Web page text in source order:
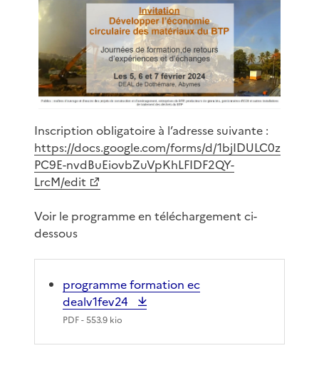
Inscription obligatoire à l’adresse suivante :
https://docs.google.com/forms/d/1bjIDULC0z
PC9E-nvdBuEiovbZuVpKhLFIDF2QY-
LrcM/edit
Voir le programme en téléchargement ci-
dessous
programme formation ec
dealv1fev24
PDF- 553.9 kio